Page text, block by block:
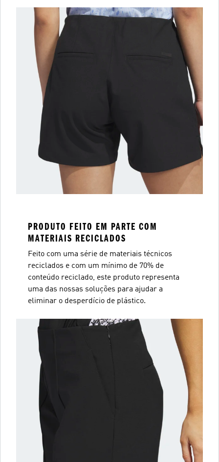
PRODUTO FEITO EM PARTE COM
MATERIAIS RECICLADOS
Feito com uma série de materiais técnicos
reciclados e com um mínimo de 70% de
conteúdo reciclado, este produto representa
uma das nossas soluções para ajudar a
eliminar o desperdício de plástico.